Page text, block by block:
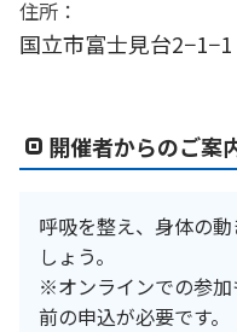
住所：
国立市富士見台2−1−1
開催者からのご案
呼吸を整え、身体の
しょう。
※オンラインでの参加
前の申込が必要です。